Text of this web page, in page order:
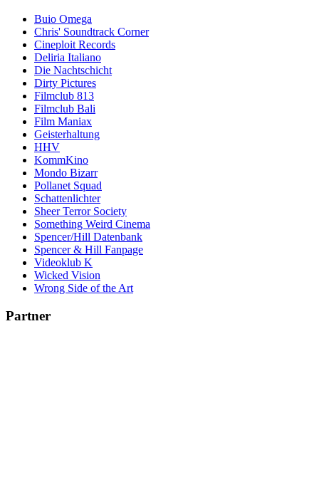
Buio Omega
Chris' Soundtrack Corner
Cineploit Records
Deliria Italiano
Die Nachtschicht
Dirty Pictures
Filmclub 813
Filmclub Bali
Film Maniax
Geisterhaltung
HHV
KommKino
Mondo Bizarr
Pollanet Squad
Schattenlichter
Sheer Terror Society
Something Weird Cinema
Spencer/Hill Datenbank
Spencer & Hill Fanpage
Videoklub K
Wicked Vision
Wrong Side of the Art
Partner